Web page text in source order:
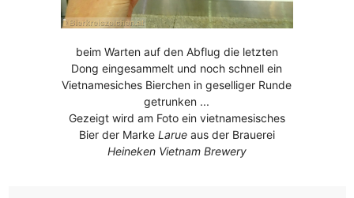
beim Warten auf den Abflug die letzten
Dong eingesammelt und noch schnell ein
Vietnamesiches Bierchen in geselliger Runde
getrunken ...
Gezeigt wird am Foto ein vietnamesisches
Bier der Marke Larueaus der Brauerei
Heineken Vietnam Brewery